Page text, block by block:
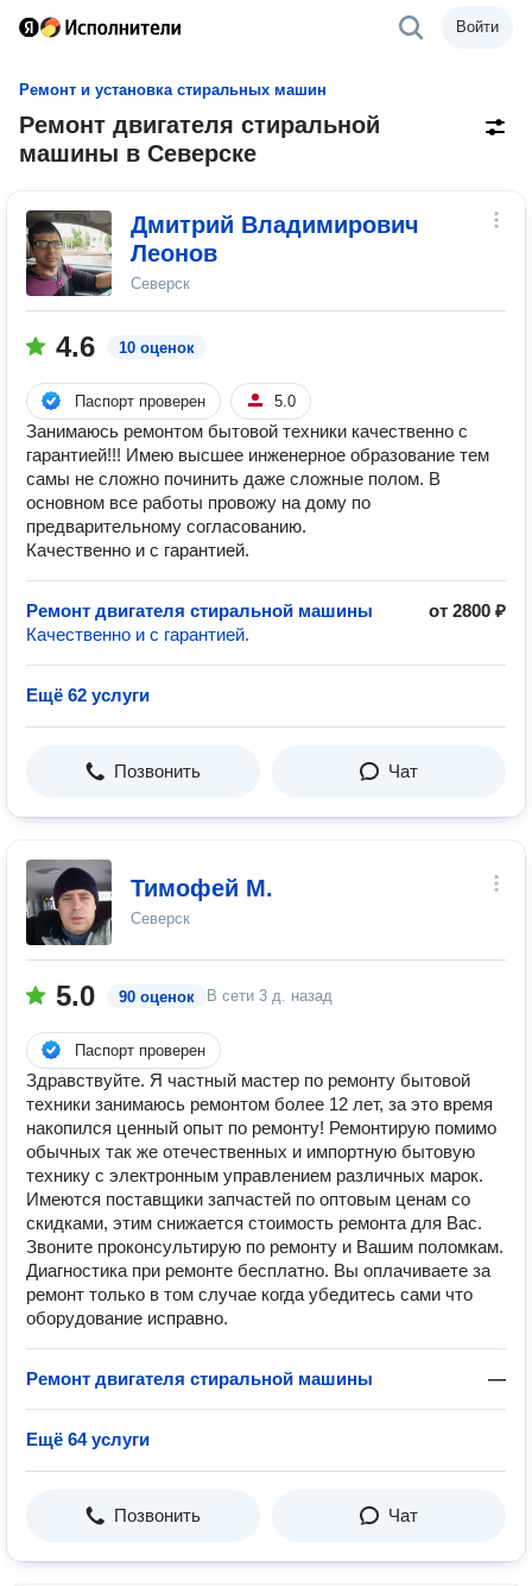
Войти
Ремонт и установка стиральных машин
Ремонт двигателя стиральной
машины в Северске
Дмитрий Владимирович
Леонов
Северск
4.6 10 оценок
Паспорт проверен 5.0
Занимаюсь ремонтом бытовой техники качественно с
гарантией!!! Имею высшее инженерное образование тем
самы не сложно починить даже сложные полом. В
основном все работы провожу на дому по
предварительному согласованию.
Качественно и с гарантией.
Ремонт двигателя стиральной машины
от 2800 ₽
Качественно и с гарантией.
Ещё 62 услуги
Позвонить Чат
Тимофей М.
Северск
5.0 90 оценок В сети 3 д. назад
Паспорт проверен
Здравствуйте. Я частный мастер по ремонту бытовой
техники занимаюсь ремонтом более 12 лет, за это время
накопился ценный опыт по ремонту! Ремонтирую помимо
обычных так же отечественных и импортную бытовую
технику с электронным управлением различных марок.
Имеются поставщики запчастей по оптовым ценам со
скидками, этим снижается стоимость ремонта для Вас.
Звоните проконсультирую по ремонту и Вашим поломкам.
Диагностика при ремонте бесплатно. Вы оплачиваете за
ремонт только в том случае когда убедитесь сами что
оборудование исправно.
Ремонт двигателя стиральной машины —
Ещё 64 услуги
Позвонить Чат